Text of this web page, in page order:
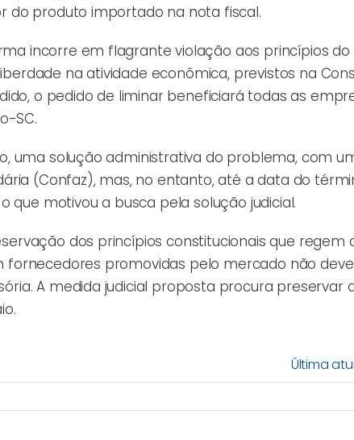
do produto importado na nota fiscal.
incorre em flagrante violação aos princípios do
na atividade econômica, previstos na
o pedido de liminar beneficiará todas as
SC.
uma solução administrativa do problema, com
(Confaz), mas, no entanto, até a data do
que motivou a busca pela solução judicial.
dos princípios constitucionais que regem
promovidas pelo mercado não
A medida judicial proposta procura preservar
Última